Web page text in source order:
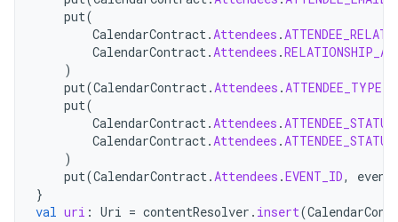
put(
CalendarContract.Attendees .
CalendarContract.Attendees .
)
put(CalendarContract.Attendees .ATTENDEE_TYPE
put(
CalendarContract.Attendees .ATTENDEE_STATUS
CalendarContract.Attendees .
)
put(CalendarContract.Attendees .EVENT_ID,
}
val uri : Uri = contentResolver . insert(